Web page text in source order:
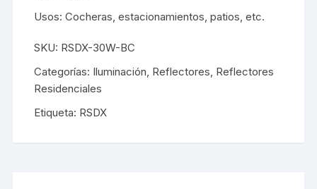
Usos: Cocheras, estacionamientos, patios, etc.
SKU: RSDX-30W-BC
Categorías: Iluminación Reflectores Reflectores
Residenciales
Etiqueta: RSDX